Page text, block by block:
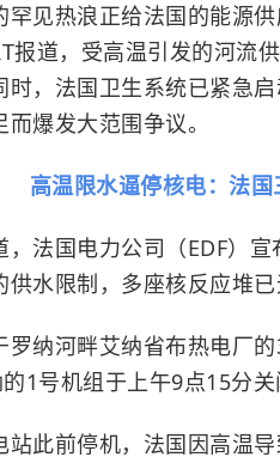
罕见热浪正给法国的能源
报道，受高温引发的河流
时，法国卫生系统已紧急
爆发大范围争议。
高温限水逼停核电：法
，法国电力公司（EDF）
水限制，多座核反应堆已
罗纳河畔艾纳省布热电厂
1号机组于上午9点15分关
站此前停机，法国因高温